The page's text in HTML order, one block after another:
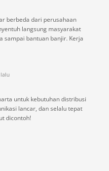
berbeda dari perusahaan
langsung masyarakat
sampai bantuan banjir. Kerja
untuk kebutuhan distribusi
lancar, dan selalu tepat
dicontoh!